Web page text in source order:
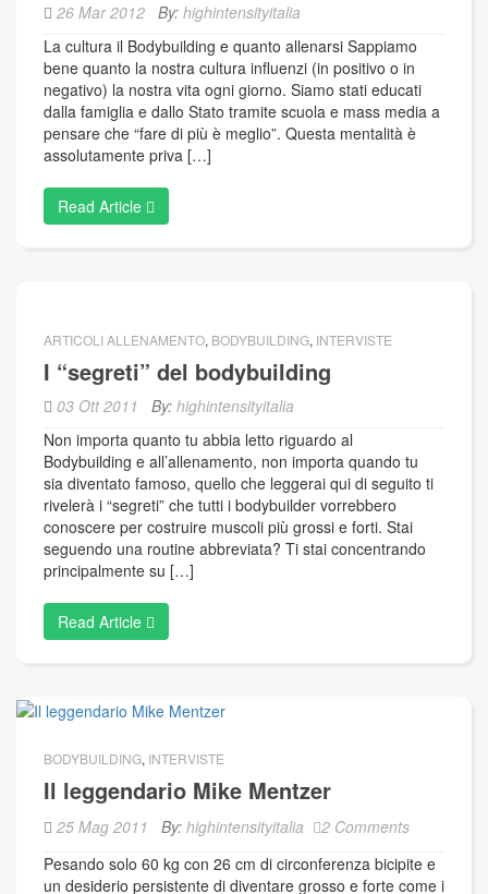
26 Mar 2012 By: highintensityitalia
La cultura il Bodybuilding e quanto allenarsi Sappiamo
bene quanto la nostra cultura influenzi (in positivo o in
negativo) la nostra vita ogni giorno. Siamo stati educati
dalla famiglia e dallo Stato tramite scuola e mass media a
pensare che “fare di più è meglio”. Questa mentalità è
assolutamente priva […]
Read Article
ARTICOLI ALLENAMENTO, BODYBUILDING, INTERVISTE
I “segreti” del bodybuilding
03 Ott 2011 By: highintensityitalia
Non importa quanto tu abbia letto riguardo al
Bodybuilding e all’allenamento, non importa quando tu
sia diventato famoso, quello che leggerai qui di seguito ti
rivelerà i “segreti” che tutti i bodybuilder vorrebbero
conoscere per costruire muscoli più grossi e forti. Stai
seguendo una routine abbreviata? Ti stai concentrando
principalmente su […]
Read Article
BODYBUILDING, INTERVISTE
Il leggendario Mike Mentzer
25 Mag 2011 By: highintensityitalia
2 Comments
Pesando solo 60 kg con 26 cm di circonferenza bicipite e
un desiderio persistente di diventare grosso e forte come i